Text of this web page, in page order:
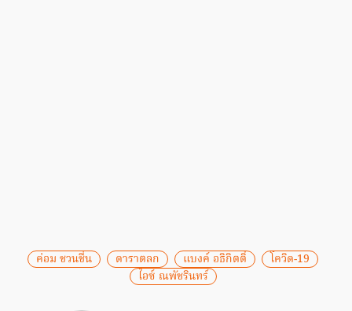
ค่อม ชวนชื่น ดาราตลก แบงค์ อธิกิตติ์
โควิด-19
ไอซ์ ณพัชรินทร์